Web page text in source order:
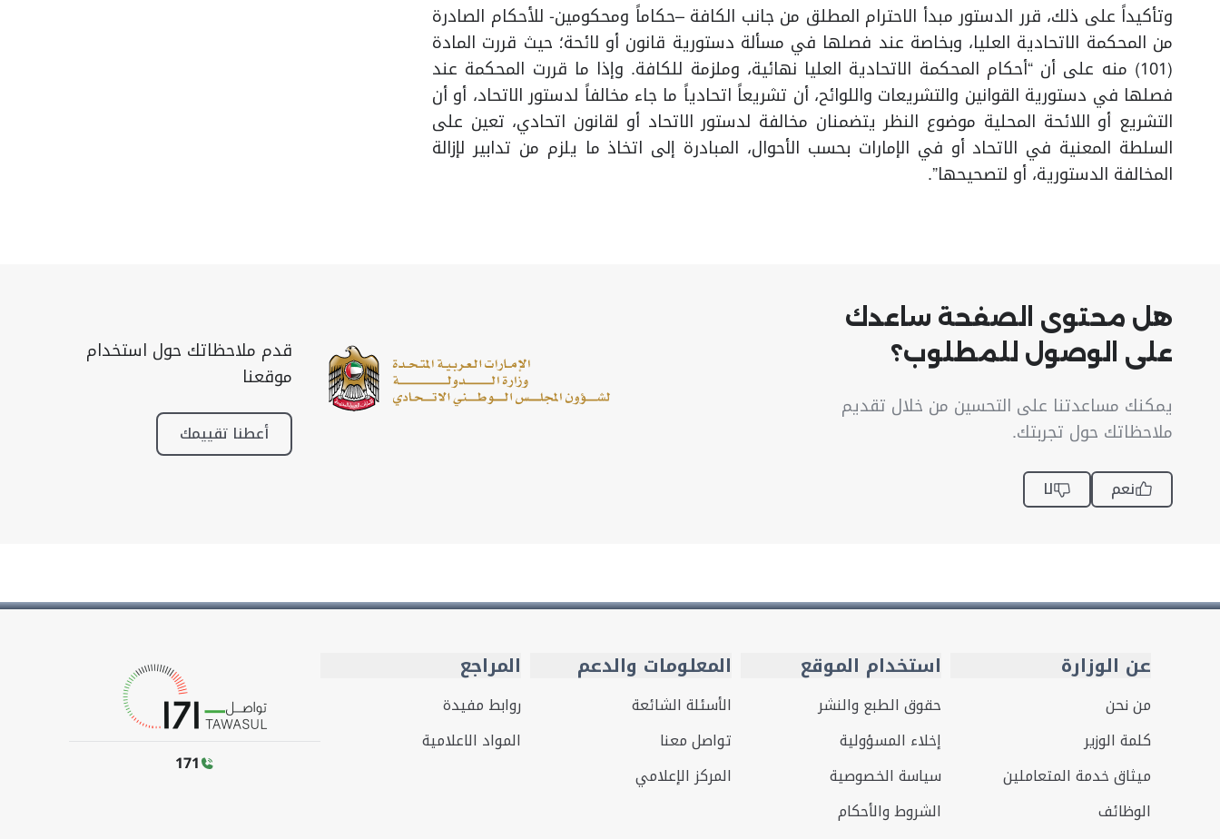
وتأكيداً على ذلك، قرر الدستور مبدأ الاحترام المطلق من جانب الكافة –حكاماً ومحكومين- للأحكام الصادرة
من المحكمة الاتحادية العليا، وبخاصة عند فصلها في مسألة دستورية قانون أو لائحة؛ حيث قررت المادة
(101) منه على أن “أحكام المحكمة الاتحادية العليا نهائية، وملزمة للكافة. وإذا ما قررت المحكمة عند
فصلها في دستورية القوانين والتشريعات واللوائح، أن تشريعاً اتحادياً ما جاء مخالفاً لدستور الاتحاد، أو أن
التشريع أو اللائحة المحلية موضوع النظر يتضمنان مخالفة لدستور الاتحاد أو لقانون اتحادي، تعين على
السلطة المعنية في الاتحاد أو في الإمارات بحسب الأحوال، المبادرة إلى اتخاذ ما يلزم من تدابير لإزالة
المخالفة الدستورية، أو لتصحيحها”.
هل محتوى الصفحة ساعدك
على الوصول للمطلوب؟
يمكنك مساعدتنا على التحسين من خلال تقديم
ملاحظاتك حول تجربتك.
نعم لا
قدم ملاحظاتك حول استخدام
موقعنا
أعطنا تقييمك
عن الوزارة
من نحن
كلمة الوزير
ميثاق خدمة المتعاملين
الوظائف
استخدام الموقع
حقوق الطبع والنشر
إخلاء المسؤولية
سياسة الخصوصية
الشروط والأحكام
المعلومات والدعم
الأسئلة الشائعة
تواصل معنا
المركز الإعلامي
المراجع
روابط مفيدة
المواد الاعلامية
171